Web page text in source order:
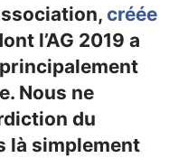
créée
l’AG 2019 a
Nous ne
du
là simplement